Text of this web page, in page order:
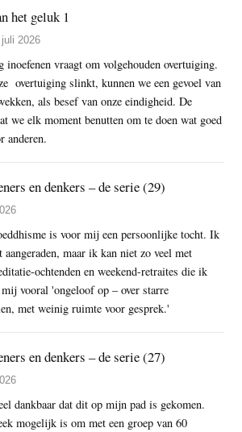
het geluk 1
2026
inoefenen vraagt om volgehouden overtuiging.
overtuiging slinkt, kunnen we een gevoel van
als besef van onze eindigheid. De
we elk moment benutten om te doen wat goed
anderen.
en denkers – de serie (29)
is voor mij een persoonlijke tocht. Ik
maar ik kan niet zo veel met
ochtenden en weekend-retraites die ik
vooral 'ongeloof op – over starre
met weinig ruimte voor gesprek.'
en denkers – de serie (27)
dankbaar dat dit op mijn pad is gekomen.
mogelijk is om met een groep van 60